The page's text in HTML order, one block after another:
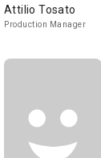
Attilio Tosato
Production Manager